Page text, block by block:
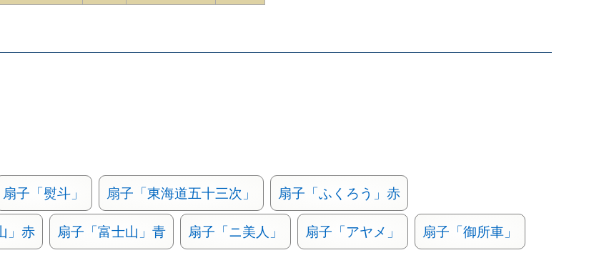
扇子「熨斗」 扇子「東海道五十三次」 扇子「ふくろう」赤
」赤 扇子「富士山」青 扇子「ニ美人」 扇子「アヤメ」 扇子「御所車」